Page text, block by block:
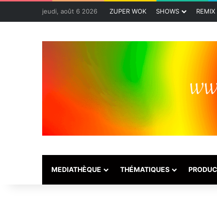
jeudi, août 6 2026 ZUPER WOK SHOWS REMIX
MEDIATHÈQUE THÉMATIQUES